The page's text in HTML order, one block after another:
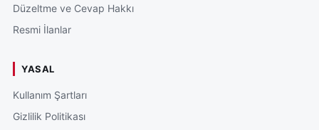
Düzeltme ve Cevap Hakkı
Resmi İlanlar
YASAL
Kullanım Şartları
Gizlilik Politikası